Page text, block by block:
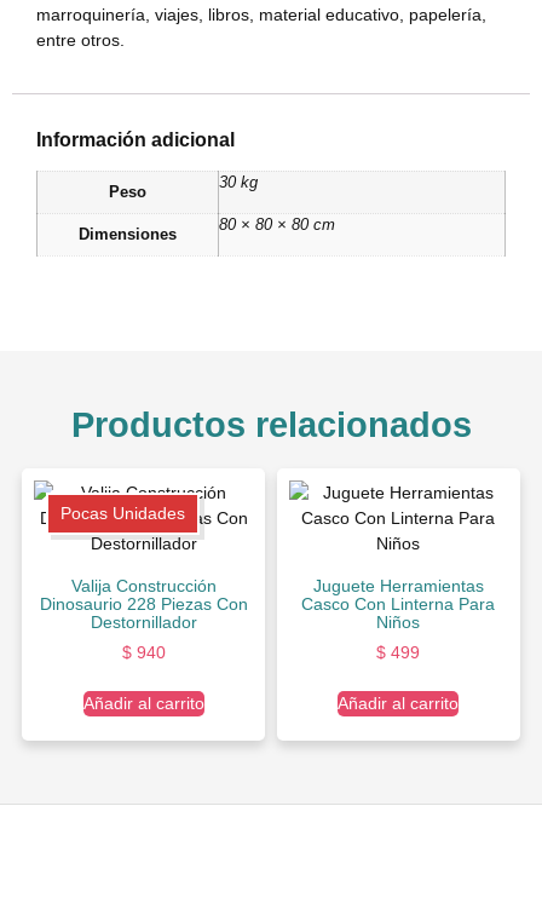
marroquinería, viajes, libros, material educativo, papelería,
entre otros.
Información adicional
Peso
30 kg
Dimensiones
80 × 80 × 80 cm
Productos relacionados
Pocas Unidades
Valija Construcción
Dinosaurio 228 Piezas Con
Destornillador
$940
Añadir al carrito
Juguete Herramientas
Casco Con Linterna Para
Niños
$ 499
Añadir al carrito